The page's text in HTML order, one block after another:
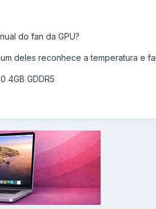
do fan da GPU?
deles reconhece a temperatura e
4GB GDDR5